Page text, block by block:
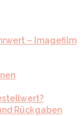
– Imagefilm
Rückgaben